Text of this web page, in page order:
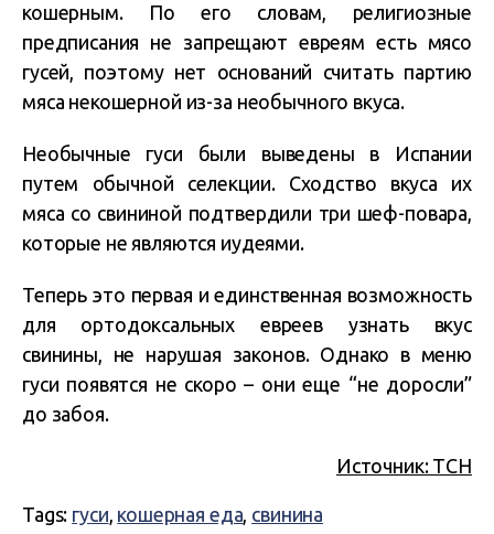
кошерным. По его словам, религиозные
предписания не запрещают евреям есть мясо
гусей, поэтому нет оснований считать партию
мяса некошерной из-за необычного вкуса.
Необычные гуси были выведены в Испании
путем обычной селекции. Сходство вкуса их
мяса со свининой подтвердили три шеф-повара,
которые не являются иудеями.
Теперь это первая и единственная возможность
для ортодоксальных евреев узнать вкус
свинины, не нарушая законов. Однако в меню
гуси появятся не скоро – они еще “не доросли”
до забоя.
Источник: ТСН
Tags: гуси, кошерная еда, свинина